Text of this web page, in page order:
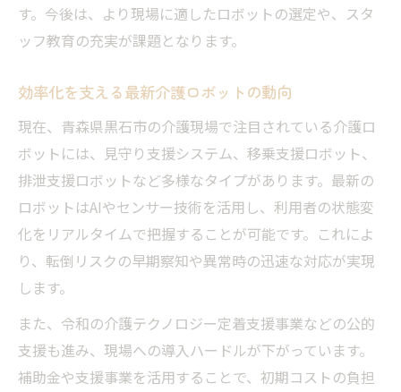
す。今後は、より現場に適したロボットの選定や、スタ
ッフ教育の充実が課題となります。
効率化を支える最新介護ロボットの動向
現在、青森県黒石市の介護現場で注目されている介護ロ
ボットには、見守り支援システム、移乗支援ロボット、
排泄支援ロボットなど多様なタイプがあります。最新の
ロボットはAIやセンサー技術を活用し、利用者の状態変
化をリアルタイムで把握することが可能です。これによ
り、転倒リスクの早期察知や異常時の迅速な対応が実現
します。
また、令和の介護テクノロジー定着支援事業などの公的
支援も進み、現場への導入ハードルが下がっています。
補助金や支援事業を活用することで、初期コストの負担